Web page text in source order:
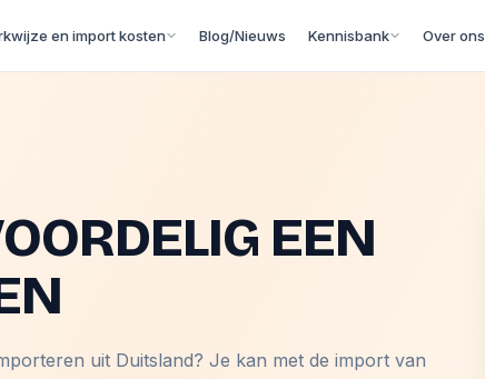
en import kosten Blog/Nieuws Kennisbank Over ons
EEN
uit Duitsland? Je kan met de import van